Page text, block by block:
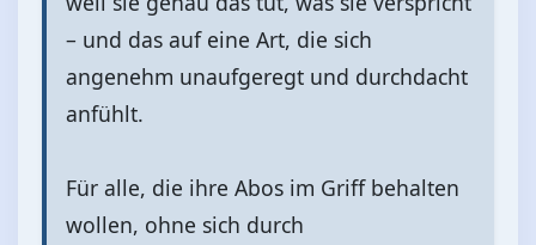
– und das auf eine Art, die sich
angenehm unaufgeregt und durchdacht
anfühlt.
Für alle, die ihre Abos im Griff behalten
wollen, ohne sich durch